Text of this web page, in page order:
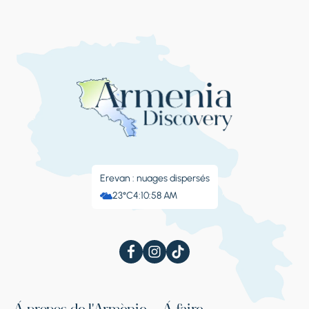
avec des méthodes modernes. Visite guidée
et dégustation de vins (3 échantillons), et
possibilité de découvrir l'hospitalité moldave.
Retour à Chisinau.
Arrêt 1.
Domaine viticole
Erevan : nuages ​​dispersés
23°C4:10:59 AM